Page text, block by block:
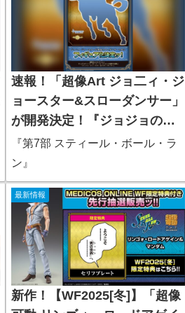
速報！「超像Art ジョ二ィ・ジ
ョースター&スローダンサー」
が開発決定！『ジョジョの奇
妙な冒険 第7部 スティール・
ボール・ラン』
『第7部 スティール・ボール・ラ
ン』
最新情報
新作！【WF2025[冬]】「超像